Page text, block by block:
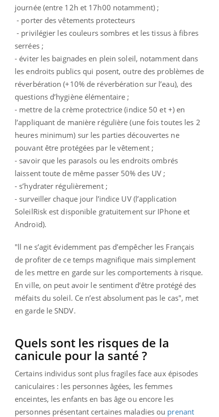
journée (entre 12h et 17h00 notamment) ;
- porter des vêtements protecteurs
- privilégier les couleurs sombres et les tissus à fibres
serrées ;
- éviter les baignades en plein soleil, notamment dans
les endroits publics qui posent, outre des problèmes de
réverbération (+10% de réverbération sur l’eau), des
questions d’hygiène élémentaire ;
- mettre de la crème protectrice (indice 50 et +) en
l’appliquant de manière régulière (une fois toutes les 2
heures minimum) sur les parties découvertes ne
pouvant être protégées par le vêtement ;
- savoir que les parasols ou les endroits ombrés
laissent toute de même passer 50% des UV ;
- s’hydrater régulièrement ;
- surveiller chaque jour l’indice UV (l’application
SoleilRisk est disponible gratuitement sur IPhone et
Androïd).
"ll ne s’agit évidemment pas d’empêcher les Français
de profiter de ce temps magnifique mais simplement
de les mettre en garde sur les comportements à risque.
En ville, on peut avoir le sentiment d’être protégé des
méfaits du soleil. Ce n’est absolument pas le cas", met
en garde le SNDV.
Quels sont les risques de la
canicule pour la santé ?
Certains individus sont plus fragiles face aux épisodes
caniculaires : les personnes âgées, les femmes
enceintes, les enfants en bas âge ou encore les
personnes présentant certaines maladies ou prenant